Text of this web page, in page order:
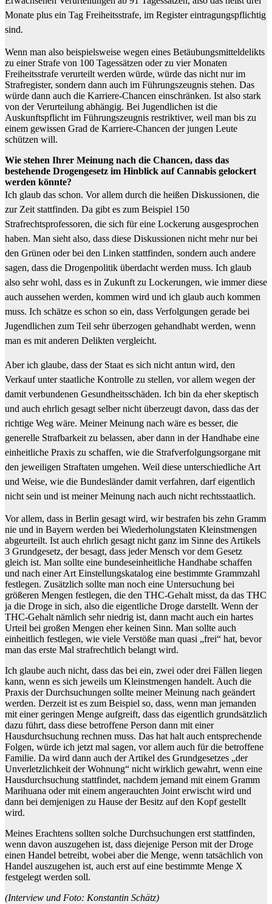
Monate plus ein Tag Freiheitsstrafe, im Register eintragungspflichtig
sind.
Wenn man also beispielsweise wegen eines Betäubungsmitteldelikts
zu einer Strafe von 100 Tagessätzen oder zu vier Monaten
Freiheitsstrafe verurteilt werden würde, würde das nicht nur im
Strafregister, sondern dann auch im Führungszeugnis stehen. Das
würde dann auch die Karriere-Chancen einschränken. Ist also stark
von der Verurteilung abhängig. Bei Jugendlichen ist die
Auskunftspflicht im Führungszeugnis restriktiver, weil man bis zu
einem gewissen Grad de Karriere-Chancen der jungen Leute
schützen will.
Wie stehen Ihrer Meinung nach die Chancen, dass das
bestehende Drogengesetz im Hinblick auf Cannabis gelockert
werden könnte?
Ich glaub das schon. Vor allem durch die heißen Diskussionen, die
zur Zeit stattfinden. Da gibt es zum Beispiel 150
Strafrechtsprofessoren, die sich für eine Lockerung ausgesprochen
haben. Man sieht also, dass diese Diskussionen nicht mehr nur bei
den Grünen oder bei den Linken stattfinden, sondern auch andere
sagen, dass die Drogenpolitik überdacht werden muss. Ich glaub
also sehr wohl, dass es in Zukunft zu Lockerungen, wie immer diese
auch aussehen werden, kommen wird und ich glaub auch kommen
muss. Ich schätze es schon so ein, dass Verfolgungen gerade bei
Jugendlichen zum Teil sehr überzogen gehandhabt werden, wenn
man es mit anderen Delikten vergleicht.
Aber ich glaube, dass der Staat es sich nicht antun wird, den
Verkauf unter staatliche Kontrolle zu stellen, vor allem wegen der
damit verbundenen Gesundheitsschäden. Ich bin da eher skeptisch
und auch ehrlich gesagt selber nicht überzeugt davon, dass das der
richtige Weg wäre. Meiner Meinung nach wäre es besser, die
generelle Strafbarkeit zu belassen, aber dann in der Handhabe eine
einheitliche Praxis zu schaffen, wie die Strafverfolgungsorgane mit
den jeweiligen Straftaten umgehen. Weil diese unterschiedliche Art
und Weise, wie die Bundesländer damit verfahren, darf eigentlich
nicht sein und ist meiner Meinung nach auch nicht rechtsstaatlich.
Vor allem, dass in Berlin gesagt wird, wir bestrafen bis zehn Gramm
nie und in Bayern werden bei Wiederholungstaten Kleinstmengen
abgeurteilt. Ist auch ehrlich gesagt nicht ganz im Sinne des Artikels
3 Grundgesetz, der besagt, dass jeder Mensch vor dem Gesetz
gleich ist. Man sollte eine bundeseinheitliche Handhabe schaffen
und nach einer Art Einstellungskatalog eine bestimmte Grammzahl
festlegen. Zusätzlich sollte man noch eine Untersuchung bei
größeren Mengen festlegen, die den THC-Gehalt misst, da das THC
ja die Droge in sich, also die eigentliche Droge darstellt. Wenn der
THC-Gehalt nämlich sehr niedrig ist, dann macht auch ein hartes
Urteil bei großen Mengen eher keinen Sinn. Man sollte auch
einheitlich festlegen, wie viele Verstöße man quasi „frei“ hat, bevor
man das erste Mal strafrechtlich belangt wird.
Ich glaube auch nicht, dass das bei ein, zwei oder drei Fällen liegen
kann, wenn es sich jeweils um Kleinstmengen handelt. Auch die
Praxis der Durchsuchungen sollte meiner Meinung nach geändert
werden. Derzeit ist es zum Beispiel so, dass, wenn man jemanden
mit einer geringen Menge aufgreift, dass das eigentlich grundsätzlich
dazu führt, dass diese betroffene Person dann mit einer
Hausdurchsuchung rechnen muss. Das hat halt auch entsprechende
Folgen, würde ich jetzt mal sagen, vor allem auch für die betroffene
Familie. Da wird dann auch der Artikel des Grundgesetzes „der
Unverletzlichkeit der Wohnung“ nicht wirklich gewahrt, wenn eine
Hausdurchsuchung stattfindet, nachdem jemand mit einem Gramm
Marihuana oder mit einem angerauchten Joint erwischt wird und
dann bei demjenigen zu Hause der Besitz auf den Kopf gestellt
wird.
Meines Erachtens sollten solche Durchsuchungen erst stattfinden,
wenn davon auszugehen ist, dass diejenige Person mit der Droge
einen Handel betreibt, wobei aber die Menge, wenn tatsächlich von
Handel auszugehen ist, auch erst auf eine bestimmte Menge X
festgelegt werden soll.
(Interview und Foto: Konstantin Schätz)